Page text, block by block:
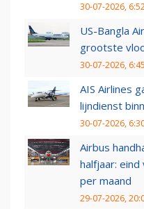
30-07-2026,
US-Bangla
grootste
30-07-2026, 6:45
AIS Airlines
lijndienst
30-07-2026,
Airbus
halfjaar: eind
per maand
29-07-2026,